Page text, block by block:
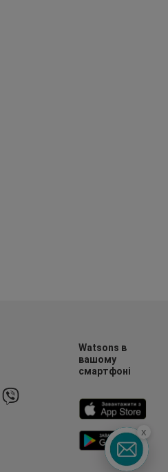
Watsons в
вашому
смартфоні
x